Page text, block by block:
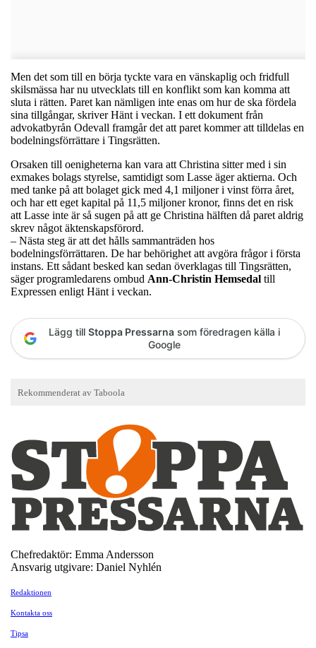
Men det som till en börja tyckte vara en vänskaplig och fridfull
skilsmässa har nu utvecklats till en konflikt som kan komma att
sluta i rätten. Paret kan nämligen inte enas om hur de ska fördela
sina tillgångar, skriver Hänt i veckan. I ett dokument från
advokatbyrån Odevall framgår det att paret kommer att tilldelas en
bodelningsförrättare i Tingsrätten.
Orsaken till oenigheterna kan vara att Christina sitter med i sin
exmakes bolags styrelse, samtidigt som Lasse äger aktierna. Och
med tanke på att bolaget gick med 4,1 miljoner i vinst förra året,
och har ett eget kapital på 11,5 miljoner kronor, finns det en risk
att Lasse inte är så sugen på att ge Christina hälften då paret aldrig
skrev något äktenskapsförord.
– Nästa steg är att det hålls sammanträden hos
bodelningsförrättaren. De har behörighet att avgöra frågor i första
instans. Ett sådant besked kan sedan överklagas till Tingsrätten,
säger programledarens ombud Ann-Christin Hemsedal till
Expressen enligt Hänt i veckan.
Lägg till Stoppa Pressarna som föredragen källa i
Google
Chefredaktör: Emma Andersson
Ansvarig utgivare: Daniel Nyhlén
Redaktionen
Kontakta oss
Tipsa